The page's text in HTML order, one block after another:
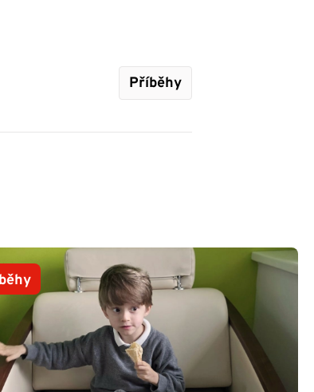
Příběhy